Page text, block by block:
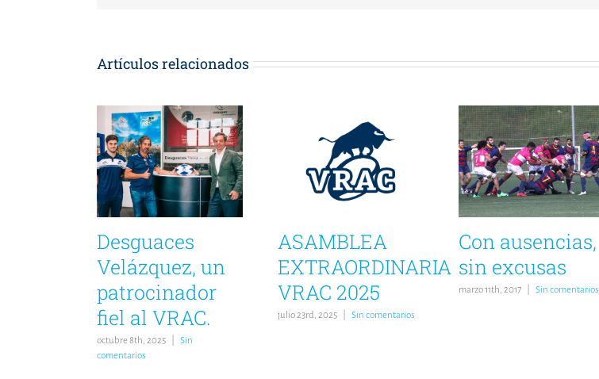
Artículos relacionados
Desguaces
Velázquez, un
patrocinador
fiel al VRAC.
octubre 8th, 2025
Sin
comentarios
ASAMBLEA
EXTRAORDINARIA
VRAC 2025
julio 23rd, 2025 Sin comentarios
Con ausencias,
sin excusas
marzo 11th, 2017 Sin comentarios